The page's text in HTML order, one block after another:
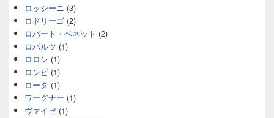
ロッシーニ (3)
ロドリーゴ (2)
ロバート・ベネット (2)
ロパルツ (1)
ロロン (1)
ロンビ (1)
ロータ (1)
ワーグナー (1)
ヴァイゼ(1)